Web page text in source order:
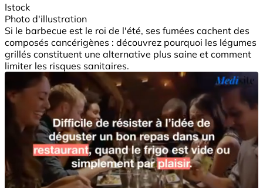
Istock
Photo d'illustration
Si le barbecue est le roi de l'été, ses fumées cachent des
composés cancérigènes : découvrez pourquoi les légumes
grillés constituent une alternative plus saine et comment
limiter les risques sanitaires.